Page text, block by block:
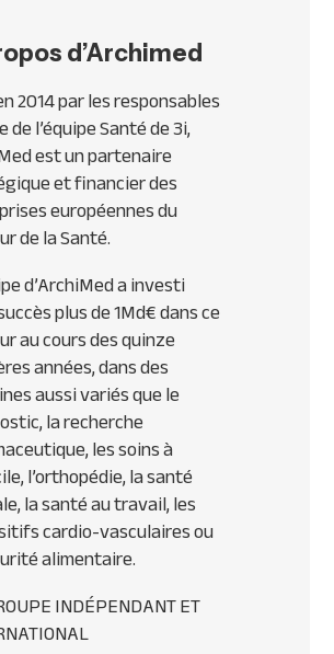
d’Archimed
2014 par les responsables
de l’équipe Santé de 3i,
est un partenaire
et financier des
européennes du
de la Santé.
d’ArchiMed a investi
plus de 1Md€ dans ce
au cours des quinze
années, dans des
aussi variés que le
la recherche
les soins à
l’orthopédie, la santé
la santé au travail, les
cardio-vasculaires ou
alimentaire.
INDÉPENDANT ET